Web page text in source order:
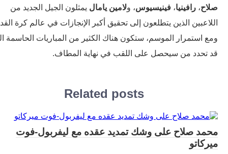
،رافينيا ، فينيسيوس، ولامين يامال يمثلون الجيل الجديد من
الذين يتطلعون إلى تحقيق أكبر الإنجازات في عالم كرة القدم.
استمرار الموسم، ستكون هناك الكثير من المباريات الحاسمة التي
من سيحصل على اللقب في نهاية المطاف.
Related posts
صلاح على وشك تمديد عقده مع ليفربول-فوت